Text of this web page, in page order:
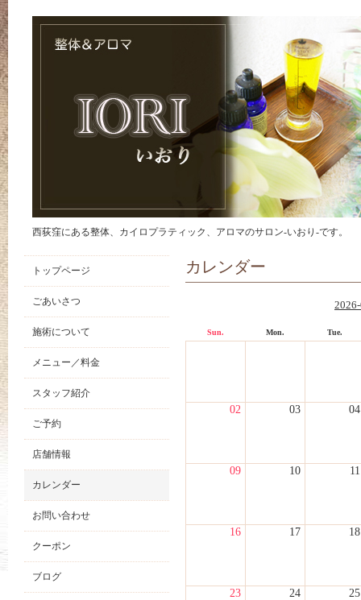
西荻窪にある整体、カイロプラティック、アロマのサロン-いおり-です。
カレンダー
Sun. Mon. Tue.
02 03 04
09 10 11
16 17 18
23 24 25
トップページ
ごあいさつ
施術について
メニュー／料金
スタッフ紹介
ご予約
店舗情報
カレンダー
お問い合わせ
クーポン
ブログ